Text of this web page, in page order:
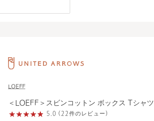
LOEFF
＜LOEFF＞スビンコットン ボックス Tシャツ
5.0 (22件のレビュー)